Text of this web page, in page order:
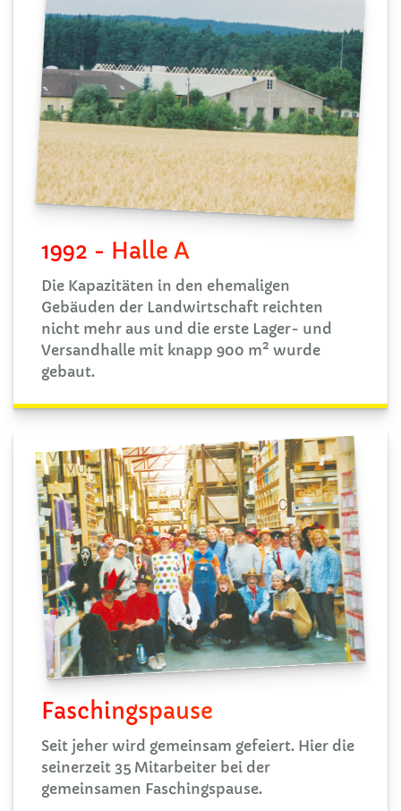
1992 - Halle A
Die Kapazitäten in den ehemaligen
Gebäuden der Landwirtschaft reichten
nicht mehr aus und die erste Lager- und
Versandhalle mit knapp 900 m² wurde
gebaut.
Faschingspause
Seit jeher wird gemeinsam gefeiert. Hier die
seinerzeit 35 Mitarbeiter bei der
gemeinsamen Faschingspause.